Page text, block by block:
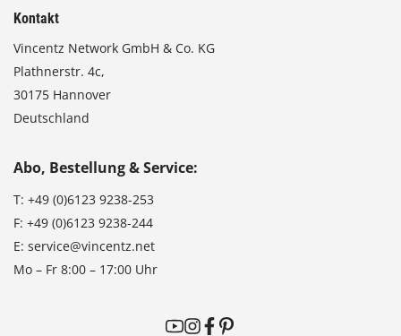
Kontakt
Vincentz Network GmbH & Co. KG
Plathnerstr. 4c,
30175 Hannover
Deutschland
Abo, Bestellung & Service:
T: +49 (0)6123 9238-253
F: +49 (0)6123 9238-244
E: service@vincentz.net
Mo – Fr 8:00 – 17:00 Uhr